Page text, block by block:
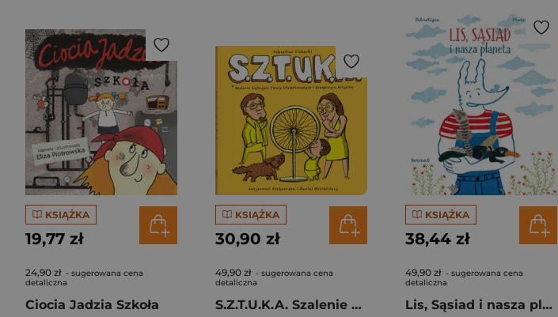
KSIĄŻKA
19,77 zł
24,90 zł - sugerowana cena
detaliczna
Ciocia Jadzia Szkoła
KSIĄŻKA
30,90 zł
49,90 zł - sugerowana cena
detaliczna
S.Z.T.U.K.A. Szalenie Zajmujące Twory Utalentowanych i Krnąbrnych Artystów
KSIĄŻKA
38,44 zł
49,90 zł - sugerowana cena
detaliczna
Lis, Sąsiad i nasza planeta